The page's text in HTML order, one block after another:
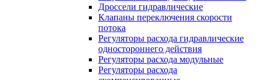
Дроссели гидравлические
Клапаны переключения скорости
потока
Регуляторы расхода гидравлические
одностороннего действия
Регуляторы расхода модульные
Регуляторы расхода